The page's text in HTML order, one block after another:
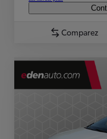
Comparez